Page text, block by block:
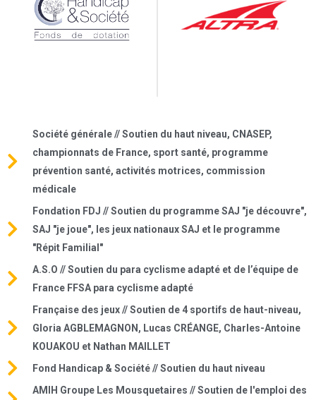
Société générale // Soutien du haut niveau, CNASEP,
championnats de France, sport santé, programme
prévention santé, activités motrices, commission
médicale
Fondation FDJ // Soutien du programme SAJ "je découvre",
SAJ "je joue", les jeux nationaux SAJ et le programme
"Répit Familial"
A.S.O // Soutien du para cyclisme adapté et de l’équipe de
France FFSA para cyclisme adapté
Française des jeux // Soutien de 4 sportifs de haut-niveau,
Gloria AGBLEMAGNON, Lucas CRÉANGE, Charles-Antoine
KOUAKOU et Nathan MAILLET
Fond Handicap & Société // Soutien du haut niveau
AMIH Groupe Les Mousquetaires // Soutien de l'emploi des